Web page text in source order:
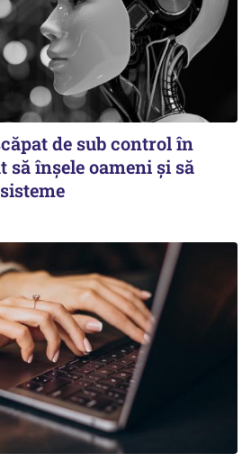
de sub control în
să înșele oameni și să